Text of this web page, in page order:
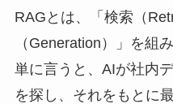
RAGとは、「検索（
（Generation）」を組
単に言うと、AIが社内
を探し、それをもとに